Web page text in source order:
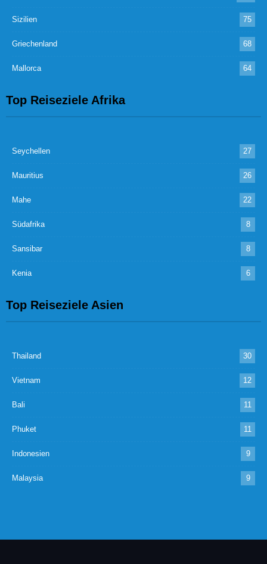
Sizilien 75
Griechenland 68
Mallorca 64
Top Reiseziele Afrika
Seychellen 27
Mauritius 26
Mahe 22
Südafrika 8
Sansibar 8
Kenia 6
Top Reiseziele Asien
Thailand 30
Vietnam 12
Bali 11
Phuket 11
Indonesien 9
Malaysia 9